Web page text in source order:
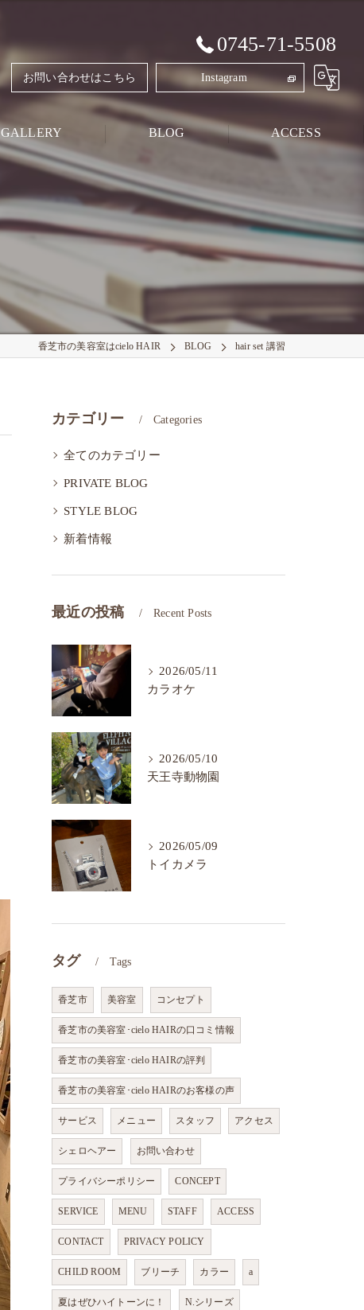
0745-71-5508
お問い合わせはこちら Instagram
GALLERY BLOG
Style Blog
PRIVATE BLOG
ACCESS
香芝市の美容室はcielo HAIR BLOG hair set 講習
カテゴリー Categories
全てのカテゴリー
PRIVATE BLOG
STYLE BLOG
新着情報
最近の投稿 Recent Posts
2026/05/11
カラオケ
2026/05/10
天王寺動物園
2026/05/09
トイカメラ
タグ Tags
香芝市 美容室 コンセプト
香芝市の美容室･cielo HAIRの口コミ情報
香芝市の美容室･cielo HAIRの評判
香芝市の美容室･cielo HAIRのお客様の声
サービス メニュー スタッフ アクセス
シェロヘアー お問い合わせ
プライバシーポリシー CONCEPT
SERVICE MENU STAFF ACCESS
CONTACT PRIVACY POLICY
CHILD ROOM ブリーチ カラー a
夏はぜひハイトーンに！ N.シリーズ